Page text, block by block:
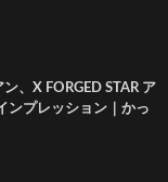
、X FORGED STAR ア
ンプレッション｜かっ